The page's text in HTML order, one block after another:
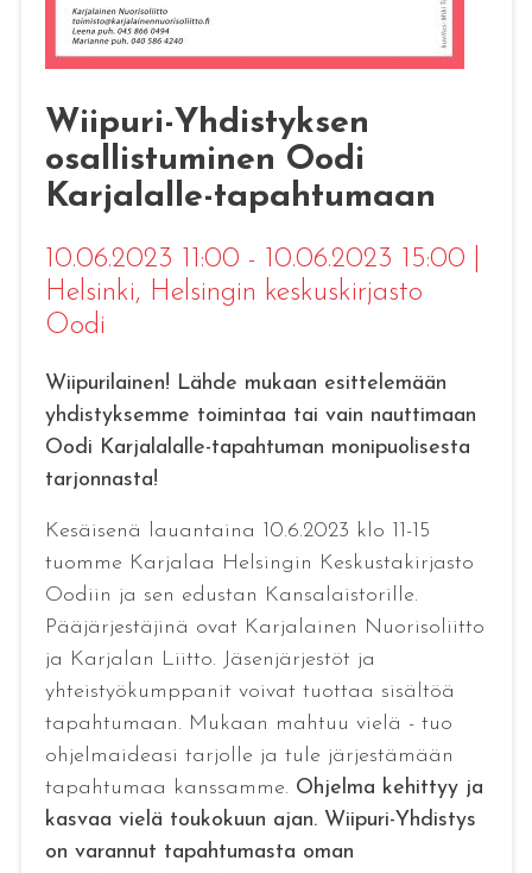
Wiipuri-Yhdistyksen
osallistuminen Oodi
Karjalalle-tapahtumaan
10.06.2023 11:00 - 10.06.2023 15:00
Helsinki, Helsingin keskuskirjasto
Oodi
Wiipurilainen! Lähde mukaan esittelemään
yhdistyksemme toimintaa tai vain nauttimaan
Oodi Karjalalalle-tapahtuman monipuolisesta
tarjonnasta!
Kesäisenä lauantaina 10.6.2023 klo 11-15
tuomme Karjalaa Helsingin Keskustakirjasto
Oodiin ja sen edustan Kansalaistorille.
Pääjärjestäjinä ovat Karjalainen Nuorisoliitto
ja Karjalan Liitto. Jäsenjärjestöt ja
yhteistyökumppanit voivat tuottaa sisältöä
tapahtumaan. Mukaan mahtuu vielä - tuo
ohjelmaideasi tarjolle ja tule järjestämään
tapahtumaa kanssamme. Ohjelma kehittyy ja
kasvaa vielä toukokuun ajan. Wiipuri-Yhdistys
on varannut tapahtumasta oman